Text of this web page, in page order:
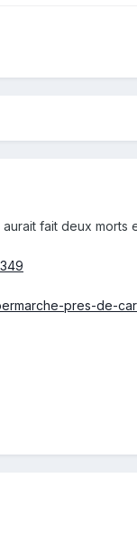
fait deux morts
pres-de-